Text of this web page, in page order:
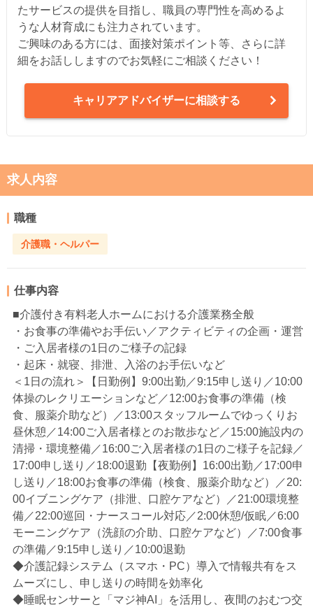
たサービスの提供を目指し、職員の専門性を高めるよ
うな人材育成にも注力されています。
ご興味のある方には、面接対策ポイント等、さらに詳
細をお話ししますのでお気軽にご相談ください！
キャリアアドバイザーに相談する
求人内容
職種
介護職・ヘルパー
仕事内容
■介護付き有料老人ホームにおける介護業務全般
・お食事の準備やお手伝い／アクティビティの企画・運営
・ご入居者様の1日のご様子の記録
・起床・就寝、排泄、入浴のお手伝いなど
＜1日の流れ＞【日勤例】9:00出勤／9:15申し送り／10:00
体操のレクリエーションなど／12:00お食事の準備（検
食、服薬介助など）／13:00スタッフルームでゆっくりお
昼休憩／14:00ご入居者様とのお散歩など／15:00施設内の
清掃・環境整備／16:00ご入居者様の1日のご様子を記録／
17:00申し送り／18:00退勤【夜勤例】16:00出勤／17:00申
し送り／18:00お食事の準備（検食、服薬介助など）／20:
00イブニングケア（排泄、口腔ケアなど）／21:00環境整
備／22:00巡回・ナースコール対応／2:00休憩/仮眠／6:00
モーニングケア（洗顔の介助、口腔ケアなど）／7:00食事
の準備／9:15申し送り／10:00退勤
◆介護記録システム（スマホ・PC）導入で情報共有をス
ムーズにし、申し送りの時間を効率化
◆睡眠センサーと「マジ神AI」を活用し、夜間のおむつ交